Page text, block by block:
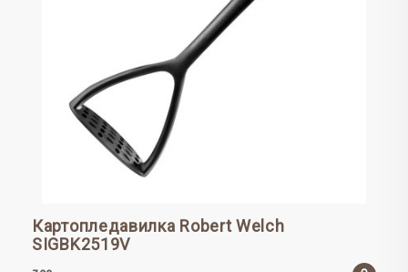
Картопледавилка Robert Welch
SIGBK2519V